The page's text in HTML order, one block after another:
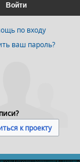
Войти
по входу
ваш пароль?
к проекту